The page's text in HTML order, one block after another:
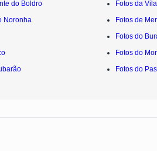
do Boldro
Fotos da
Noronha
Fotos de
Fotos do
Fotos do
Fotos do